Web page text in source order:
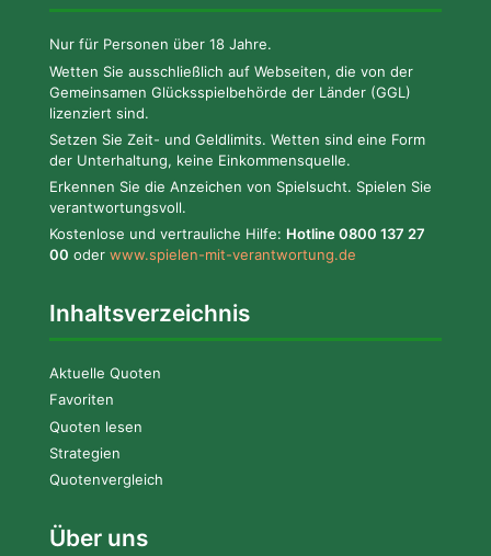
Nur für Personen über 18 Jahre.
Wetten Sie ausschließlich auf Webseiten, die von der
Gemeinsamen Glücksspielbehörde der Länder (GGL)
lizenziert sind.
Setzen Sie Zeit- und Geldlimits. Wetten sind eine Form
der Unterhaltung, keine Einkommensquelle.
Erkennen Sie die Anzeichen von Spielsucht. Spielen Sie
verantwortungsvoll.
Kostenlose und vertrauliche Hilfe: Hotline 0800 137 27
00 oder www.spielen-mit-verantwortung.de
Inhaltsverzeichnis
Aktuelle Quoten
Favoriten
Quoten lesen
Strategien
Quotenvergleich
Über uns